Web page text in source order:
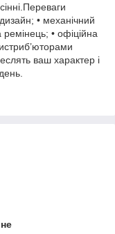
• механічний
• офіційна
ваш характер і